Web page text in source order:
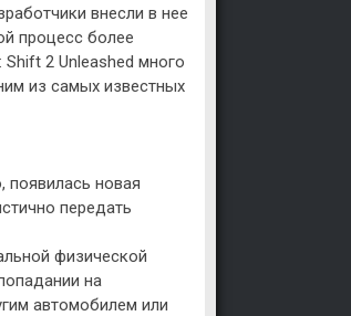
внесли в нее
процесс более
2 Unleashed много
из самых известных
появилась новая
передать
физической
на
автомобилем или